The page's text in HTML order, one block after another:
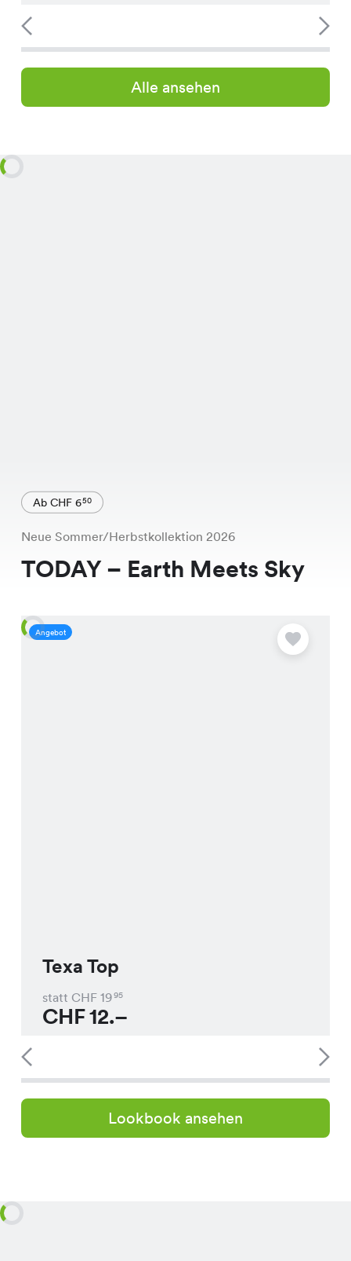
Alle ansehen
Ab CHF 650
Neue Sommer/Herbstkollektion 2026
TODAY – Earth Meets Sky
Angebot
Texa Top
statt CHF 1995
CHF12.–
Lookbook ansehen